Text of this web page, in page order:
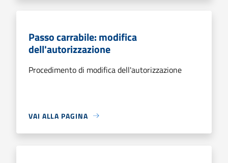
Passo carrabile: modifica
dell'autorizzazione
Procedimento di modifica dell'autorizzazione
VAI ALLA PAGINA